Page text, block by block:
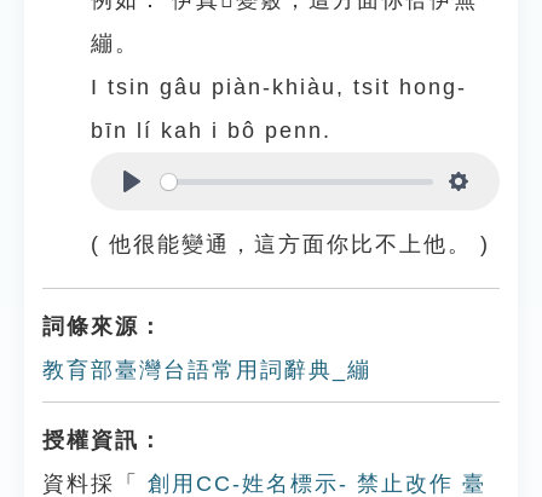
繃。
I tsin gâu piàn-khiàu, tsit hong-
bīn lí kah i bô penn.
( 他很能變通，這方面你比不上他。 )
詞條來源：
教育部臺灣台語常用詞辭典_繃
授權資訊：
資料採「
創用CC-姓名標示- 禁止改作 臺